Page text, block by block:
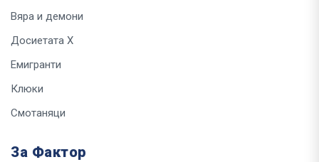
Вяра и демони
Досиетата Х
Емигранти
Клюки
Смотаняци
За Фактор